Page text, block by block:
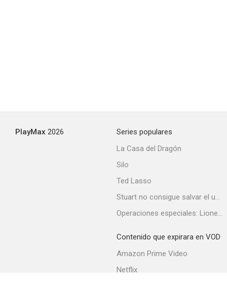
PlayMax 2026
Series populares
La Casa del Dragón
Silo
Ted Lasso
Stuart no consigue salvar el universo
Operaciones especiales: Lioness
Contenido que expirara en VOD
Amazon Prime Video
Netflix